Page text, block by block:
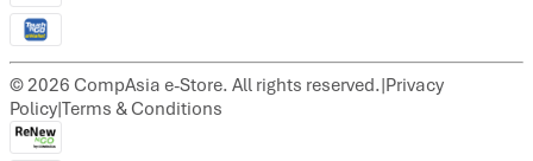
©2026 CompAsia e-Store. All rights reserved.|Privacy
Policy|Terms & Conditions